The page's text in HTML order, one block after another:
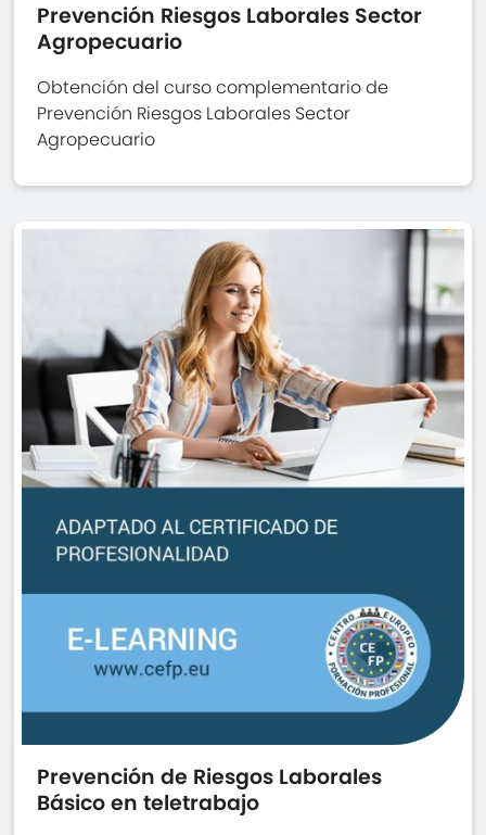
Prevención Riesgos Laborales Sector
Agropecuario
Obtención del curso complementario de
Prevención Riesgos Laborales Sector
Agropecuario
Prevención de Riesgos Laborales
Básico en teletrabajo